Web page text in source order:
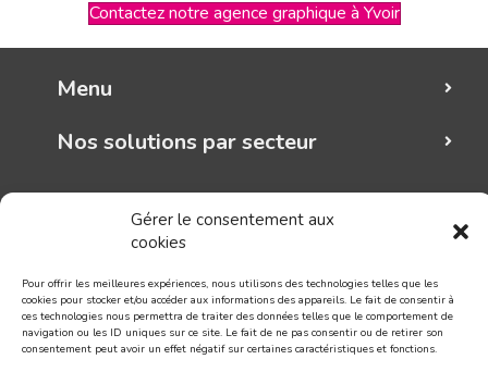
Gérer le consentement aux
cookies
Pour offrir les meilleures expériences, nous utilisons des technologies telles que les
cookies pour stocker et/ou accéder aux informations des appareils. Le fait de consentir à
ces technologies nous permettra de traiter des données telles que le comportement de
navigation ou les ID uniques sur ce site. Le fait de ne pas consentir ou de retirer son
consentement peut avoir un effet négatif sur certaines caractéristiques et fonctions.
Contactez notre agence graphique à Yvoir
Menu
Nos solutions par secteur
Mungo graphic
Suivez-nous!
CONTACT